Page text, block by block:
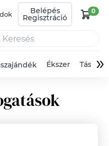
Belépés
Regisztráció
0
Ékszer Táska»